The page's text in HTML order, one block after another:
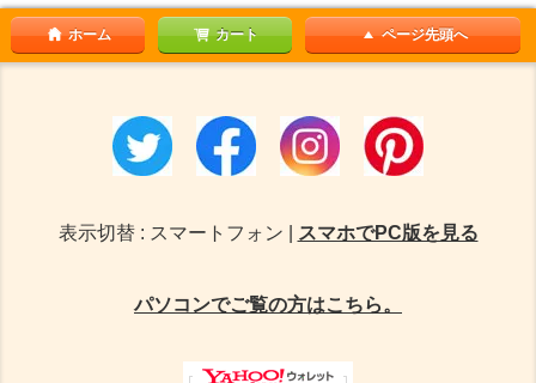
ホーム カート ページ先頭へ
表示切替 : スマートフォン | スマホでPC版を見る
パソコンでご覧の方はこちら。